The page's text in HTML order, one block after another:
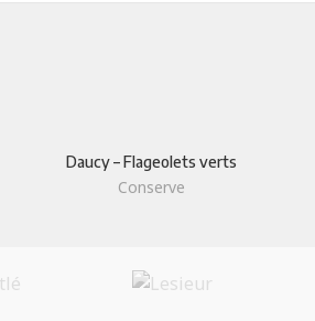
Daucy – Flageolets verts
Conserve
Qui sommes-nous
Certifications